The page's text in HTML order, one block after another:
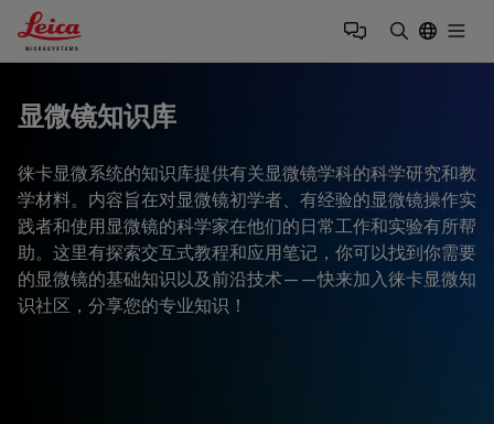
Leica Microsystems Logo
显微镜知识库
徕卡显微系统的知识库提供有关显微镜学科的科学研究和教
学材料。内容旨在对显微镜初学者、有经验的显微镜操作实
践者和使用显微镜的科学家在他们的日常工作和实验有所帮
助。这里有探索交互式教程和应用笔记，你可以找到你需要
的显微镜的基础知识以及前沿技术——快来加入徕卡显微知
识社区，分享您的专业知识！